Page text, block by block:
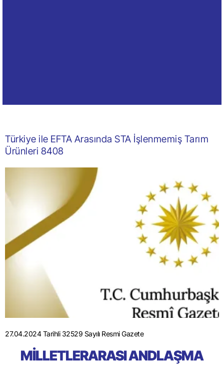
Türkiye ile EFTA Arasında STA İşlenmemiş Tarım
Ürünleri 8408
27.04.2024 Tarihli 32529 Sayılı Resmi Gazete
MİLLETLERARASI ANDLAŞMA